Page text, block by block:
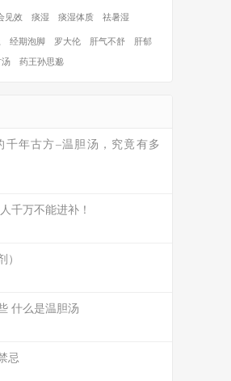
见效 痰湿 痰湿体质 祛暑湿
经期泡脚 罗大伦 肝气不舒 肝郁
汤 药王孙思邈
千年古方–温胆汤，究竟有多
千万不能进补！
）
什么是温胆汤
忌